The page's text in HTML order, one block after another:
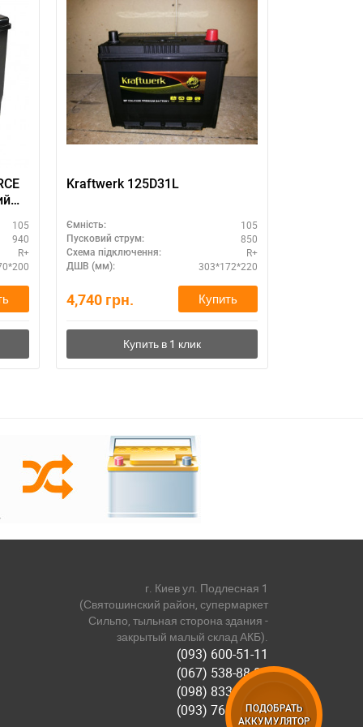
105
940
R+
Kraftwerk 125D31L
Ємність: 105
Пусковий струм: 850
Схема підключення: R+
ДШВ (мм): 303*172*220
4,740 грн. Купить
г. Киев ул. Подлесная 1
(Святошинский район, супермаркет
Сильпо, тыльная сторона здания -
закрытый малый склад АКБ).
(093) 600-51-11
(067) 538-88-81
(098) 833-44-55
(093) 768-11-61ПОДОБРАТЬ
АККУМУЛЯТОР